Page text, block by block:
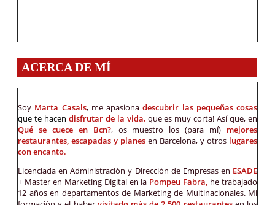
ACERCA DE MÍ
Soy Marta Casals, me apasionadescubrir las pequeñas cosas
que te hacen disfrutar de la vida,que es muy corta! Así que, en
Qué se cuece en Bcn?, os muestro los (para mí) mejores
restaurantes, escapadas y planes en Barcelona, y otros lugares
con encanto.
Licenciada en Administración y Dirección de Empresas en ESADE
+ Master en Marketing Digital en la Pompeu Fabra, he trabajado
12 años en departamentos de Marketing de Multinacionales. Mi